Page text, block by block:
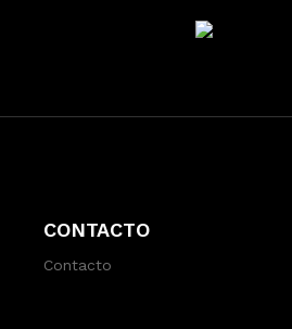
CONTACTO
Contacto